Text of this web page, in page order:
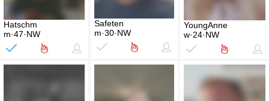
Hatschm
m·47·NW
Safeten
m·30·NW
YoungAnne
w·24·NW